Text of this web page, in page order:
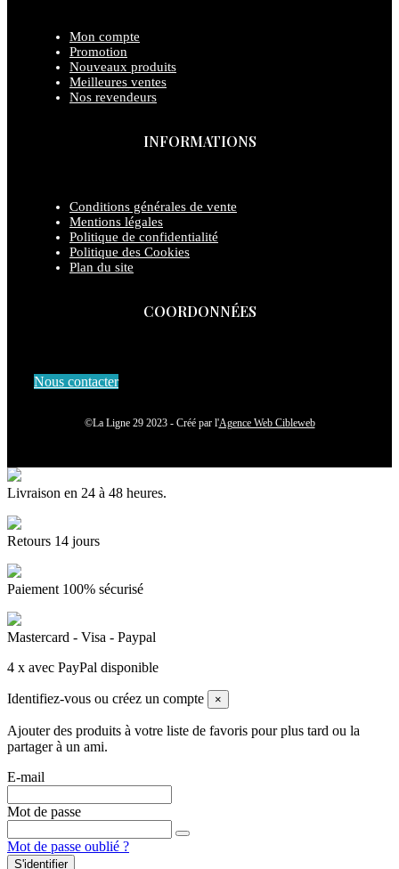
Mon compte
Promotion
Nouveaux produits
Meilleures ventes
Nos revendeurs
INFORMATIONS
Conditions générales de vente
Mentions légales
Politique de confidentialité
Politique des Cookies
Plan du site
COORDONNÉES
Nous contacter
©La Ligne 29 2023 - Créé par l'Agence Web Cibleweb
Livraison en 24 à 48 heures.
Retours 14 jours
Paiement 100% sécurisé
Mastercard - Visa - Paypal
4 x avec PayPal disponible
Identifiez-vous ou créez un compte ×
Ajouter des produits à votre liste de favoris pour plus tard ou la
partager à un ami.
E-mail
Mot de passe
Mot de passe oublié ?
S'identifier